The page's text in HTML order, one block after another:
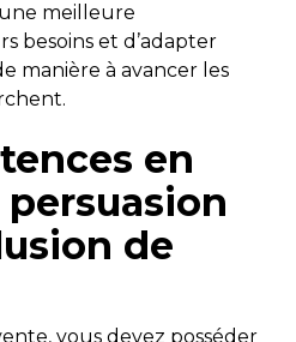
meilleure
besoins et d’adapter
manière à avancer les
en
de
vous devez posséder